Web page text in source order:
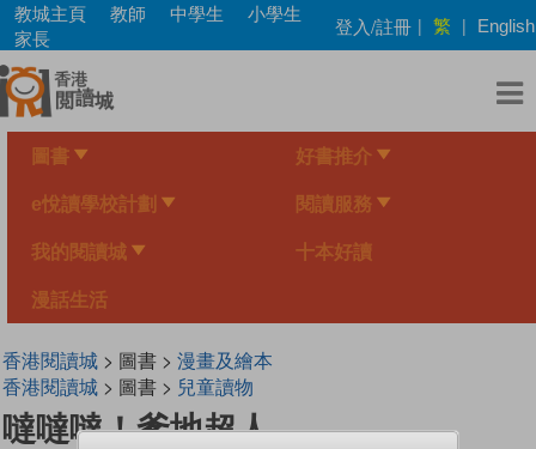
Skip
main
content
教城主頁 教師 中學生
小學生
家長
登入/註冊 | 繁 | English
圖書 好書推介
e悅讀學校計劃 閱讀服務
我的閱讀城 十本好讀
漫話生活
香港閱讀城> 圖書 > 漫畫及繪本
香港閱讀城> 圖書 > 兒童讀物
噠噠噠！爹地超人